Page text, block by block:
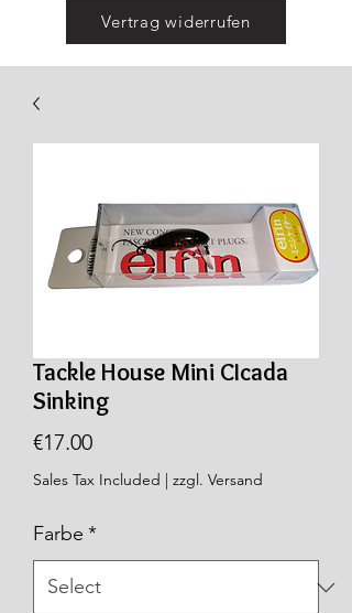
Vertrag widerrufen
Tackle House Mini CIcada
Sinking
€17.00Price
Sales Tax Included | zzgl. Versand
Farbe *